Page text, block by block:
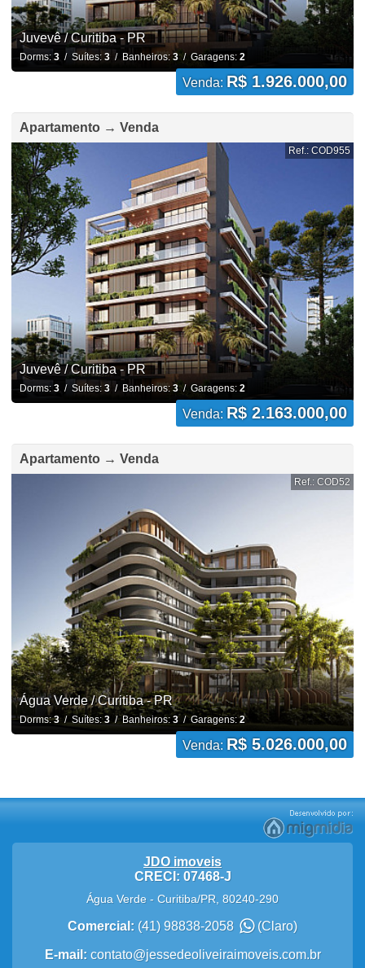
Juvevê / Curitiba - PR
Dorms: 3/ Suítes: 3/ Banheiros: 3/ Garagens: 2
Venda: R$ 1.926.000,00
Apartamento → Venda
Ref.: COD955
Juvevê / Curitiba - PR
Dorms: 3/ Suítes: 3/ Banheiros:3/ Garagens: 2
Venda: R$ 2.163.000,00
Apartamento → Venda
Ref.: COD52
Água Verde / Curitiba - PR
Dorms:3/ Suítes:3/ Banheiros: 3/ Garagens:2
Venda: R$ 5.026.000,00
JDO imoveis
CRECI: 07468-J
Água Verde - Curitiba/PR 80240-290
Comercial: (41) 98838-2058 (Claro)
E-mail: contato@jessedeoliveiraimoveis.com.br